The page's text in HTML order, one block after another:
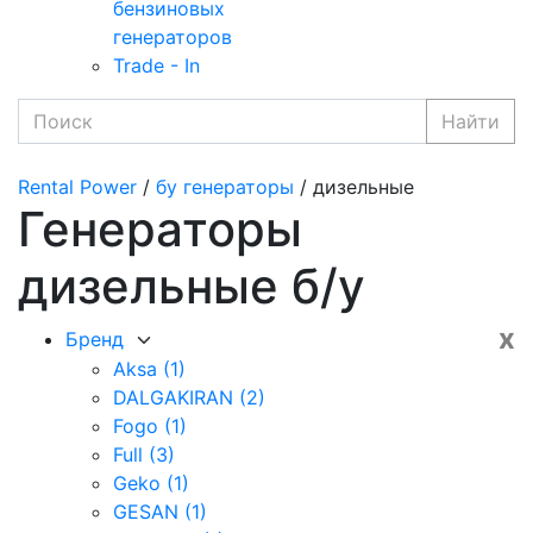
бензиновых
генераторов
Trade - In
Найти
Rental Power / бу генераторы / дизельные
Генераторы
дизельные б/у
x
Бренд
Aksa (1)
DALGAKIRAN (2)
Fogo (1)
Full (3)
Geko (1)
GESAN (1)